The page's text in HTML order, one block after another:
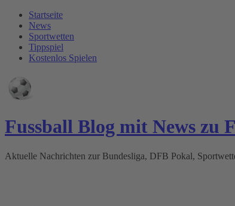
Startseite
News
Sportwetten
Tippspiel
Kostenlos Spielen
Fussball Blog mit News zu
Aktuelle Nachrichten zur Bundesliga, DFB Pokal,